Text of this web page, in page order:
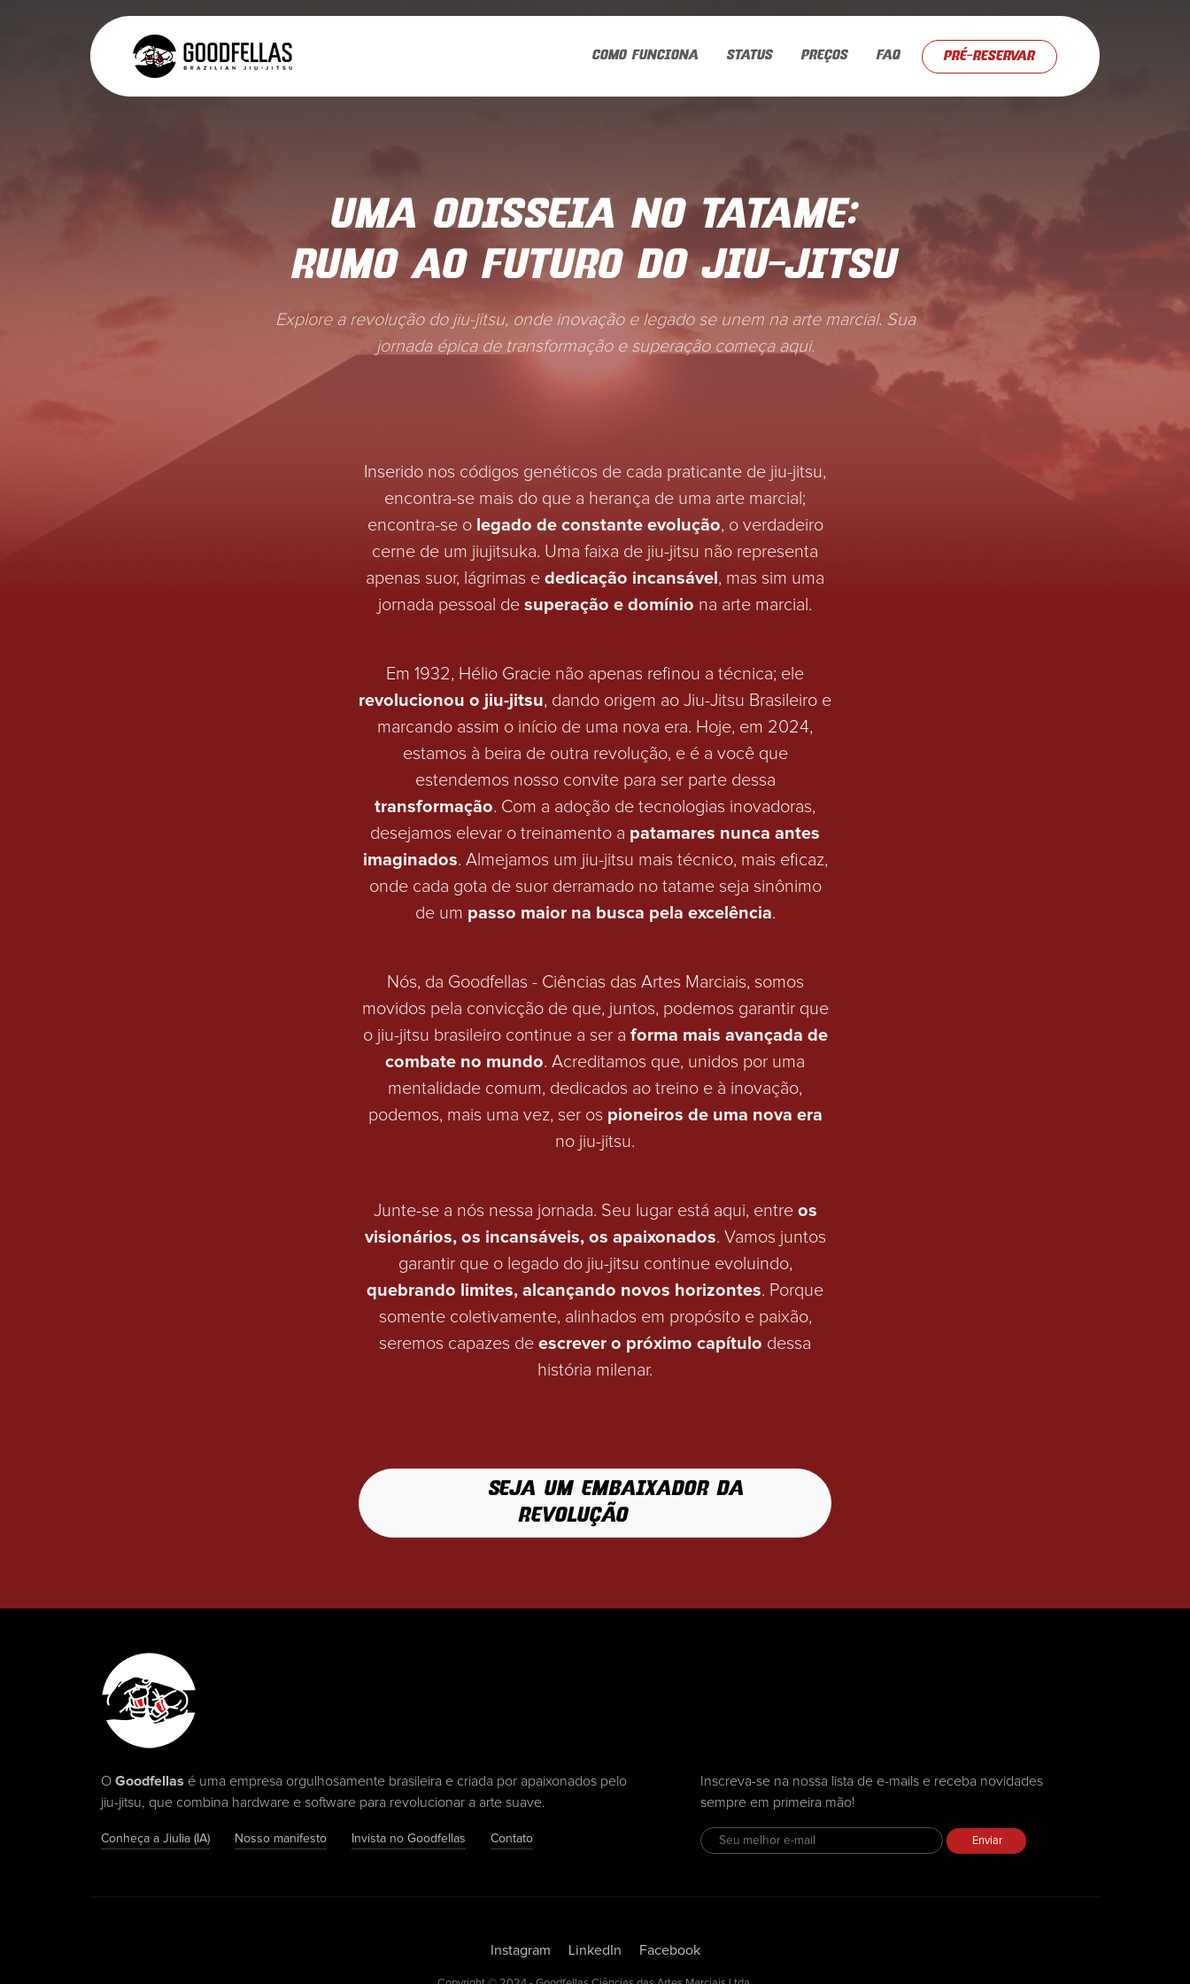
COMO FUNCIONA STATUS PREÇOS FAQ PRÉ-RESERVAR
UMA ODISSEIA NO TATAME:
RUMO AO FUTURO DO JIU-JITSU
Explore a revolução do jiu-jitsu, onde inovação e legado se unem na arte marcial. Sua
jornada épica de transformação e superação começa aqui.
Inserido nos códigos genéticos de cada praticante de jiu-jitsu,
encontra-se mais do que a herança de uma arte marcial;
encontra-se o legado de constante evolução, o verdadeiro
cerne de um jiujitsuka. Uma faixa de jiu-jitsu não representa
apenas suor, lágrimas e dedicação incansável , mas sim uma
jornada pessoal de superação e domínio na arte marcial.
Em 1932, Hélio Gracie não apenas refinou a técnica; ele
revolucionou o jiu-jitsu, dando origem ao Jiu-Jitsu Brasileiro e
marcando assim o início de uma nova era. Hoje, em 2024,
estamos à beira de outra revolução, e é a você que
estendemos nosso convite para ser parte dessa
transformação. Com a adoção de tecnologias inovadoras,
desejamos elevar o treinamento a patamares nunca antes
imaginados. Almejamos um jiu-jitsu mais técnico, mais eficaz,
onde cada gota de suor derramado no tatame seja sinônimo
de um passo maior na busca pela excelência.
Nós, da Goodfellas - Ciências das Artes Marciais, somos
movidos pela convicção de que, juntos, podemos garantir que
o jiu-jitsu brasileiro continue a ser a forma mais avançada de
combate no mundo. Acreditamos que, unidos por uma
mentalidade comum, dedicados ao treino e à inovação,
podemos, mais uma vez, ser os pioneiros de uma nova era
no jiu-jitsu.
Junte-se a nós nessa jornada. Seu lugar está aqui, entre os
visionários, os incansáveis, os apaixonados. Vamos juntos
garantir que o legado do jiu-jitsu continue evoluindo,
quebrando limites, alcançando novos horizontes. Porque
somente coletivamente, alinhados em propósito e paixão,
seremos capazes de escrever o próximo capítulo dessa
história milenar.
SEJA UM EMBAIXADOR DA
REVOLUÇÃO
O Goodfellas é uma empresa orgulhosamente brasileira e criada por apaixonados pelo
jiu-jitsu, que combina hardware e software para revolucionar a arte suave.
Conheça a Jiulia (IA) Nosso manifesto Invista no Goodfellas Contato
Inscreva-se na nossa lista de e-mails e receba novidades
sempre em primeira mão!
Instagram LinkedIn Facebook